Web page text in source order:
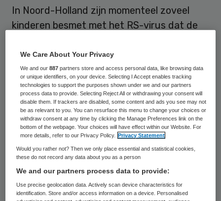
In Noord-Holland zijn momenteel zoveel
kinderen besmet met het RS-virus dat de
meldt RTV NH. Een deel van de zieke
kinderen moet zelfs in andere delen van het
land worden opgenomen.
Op het hoogtepunt van de epidemie was
het volgens deregionale omroepzo druk op
de kinderafdelingen dat er nergens in de
provincie nog plek was. Zo moest het
Spaarne Gasthuis in Haarlem patiënten
doorsturen naar Enschede. Volgens een
woordvoerder van de Noordwest
We Care About Your Privacy
We and our887 partners store and access personal data, like browsing data
or unique identifiers, on your device. Selecting I Accept enables tracking
technologies to support the purposes shown under we and our partners
process data to provide. Selecting Reject All or withdrawing your consent will
disable them. If trackers are disabled, some content and ads you see may not
be as relevant to you. You can resurface this menu to change your choices or
withdraw consent at any time by clicking the Manage Preferences link on the
bottom of the webpage. Your choices will have effect within our Website. For
more details, refer to our Privacy Policy.
Privacy Statement
Would you rather not? Then we only place essential and statistical cookies,
these do not record any data about you as a person
We and our partners process data to provide:
Use precise geolocation data. Actively scan device characteristics for
identification. Store and/or access information on a device. Personalised